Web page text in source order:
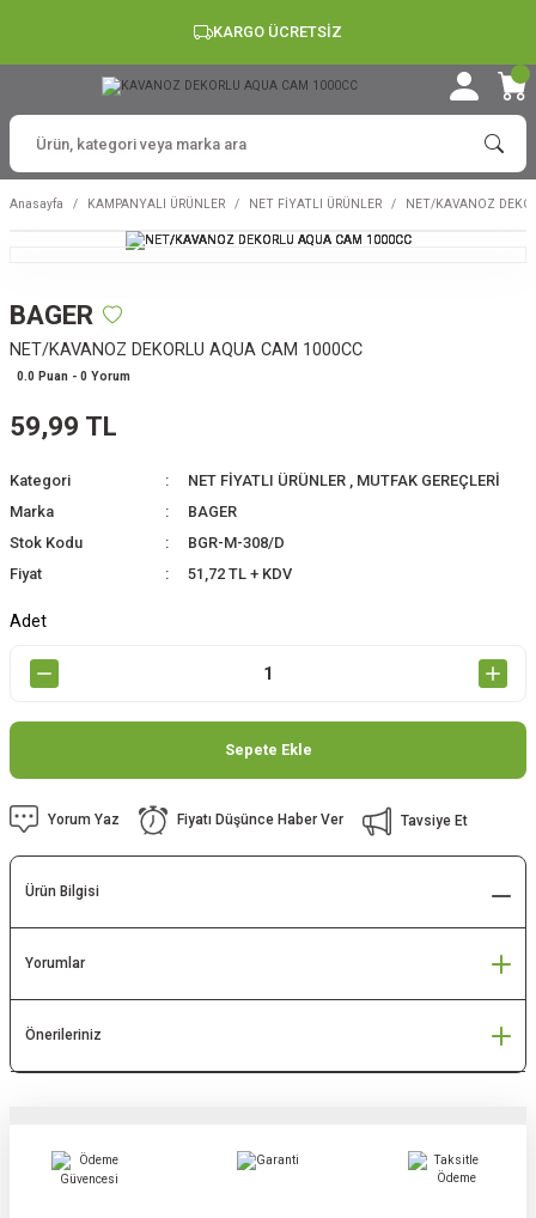
KARGO ÜCRETSİZ
Anasayfa KAMPANYALI ÜRÜNLER NET FİYATLI ÜRÜNLER NET/KAVANOZ
BAGER
NET/KAVANOZ DEKORLU AQUA CAM 1000CC
0.0 Puan - 0 Yorum
59,99 TL
Kategori NET FİYATLI ÜRÜNLER , MUTFAK GEREÇLERİ
Marka
BAGER
Stok Kodu
BGR-M-308/D
Fiyat
51,72 TL + KDV
Adet
Sepete Ekle
Yorum Yaz Fiyatı Düşünce Haber Ver Tavsiye Et
Ürün Bilgisi
Yorumlar
Önerileriniz